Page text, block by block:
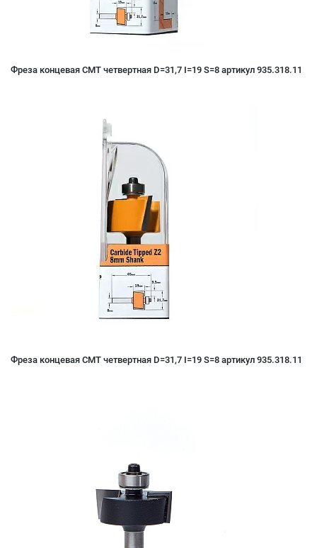
Фреза концевая CMT четвертная D=31,7 I=19 S=8 артикул 935.318.11
Фреза концевая CMT четвертная D=31,7 I=19 S=8 артикул 935.318.11